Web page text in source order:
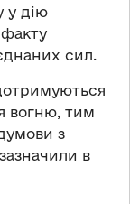
у дію
сил.
вогню, тим
з
в